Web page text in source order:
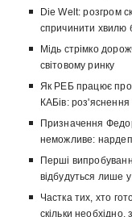
Die Welt: розгром
спричинити хвилю
Мідь стрімко
світовому ринку
Як РЕБ працює
КАБів:
Призначення
неможливе: нардеп
Перші
відбудуться лише
Частка тих, хто
скільки